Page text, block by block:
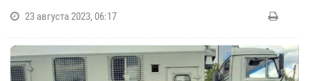
23 августа 2023, 06:17